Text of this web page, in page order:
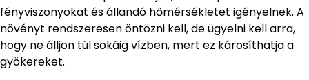
fényviszonyokat és állandó hőmérsékletet igényelnek. A
növényt rendszeresen öntözni kell, de ügyelni kell arra,
hogy ne álljon túl sokáig vízben, mert ez károsíthatja a
gyökereket.